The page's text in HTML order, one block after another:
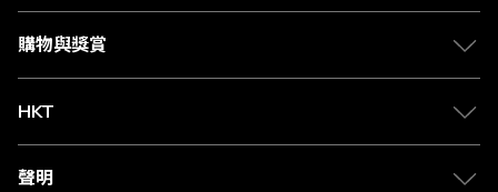
媒體中心
會籍及專屬禮遇
賺取積分
購物與獎賞
物流與配送
Club Shopping 商品領取站
常見問題
HKT
csl.
1010
聲明